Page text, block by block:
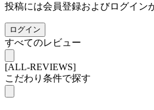
投稿には会員登録およびログイン
ログイン
すべてのレビュー
[ALL-REVIEWS]
こだわり条件で探す